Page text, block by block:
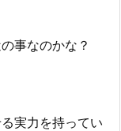
事なのかな？
実力を持ってい